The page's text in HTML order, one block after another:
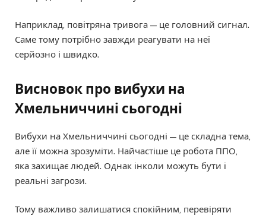
Наприклад, повітряна тривога — це головний сигнал.
Саме тому потрібно завжди реагувати на неї
серйозно і швидко.
Висновок про вибухи на
Хмельниччині сьогодні
Вибухи на Хмельниччині сьогодні — це складна тема,
але її можна зрозуміти. Найчастіше це робота ППО,
яка захищає людей. Однак інколи можуть бути і
реальні загрози.
Тому важливо залишатися спокійним, перевіряти